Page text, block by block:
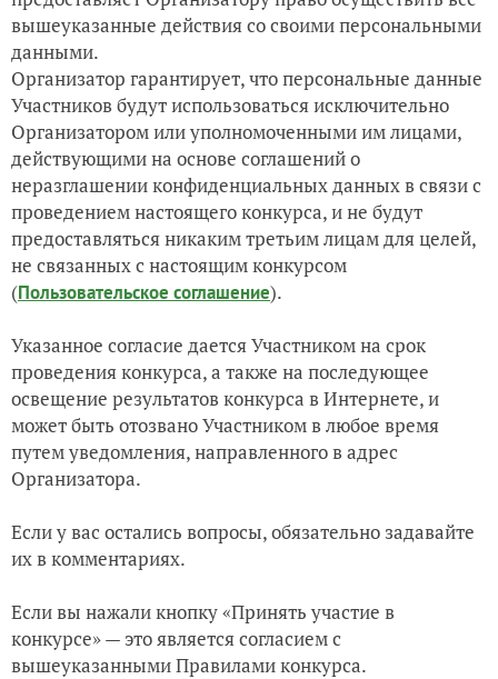
вышеуказанные действия со своими персональными
данными.
Организатор гарантирует, что персональные данные
Участников будут использоваться исключительно
Организатором или уполномоченными им лицами,
действующими на основе соглашений о
неразглашении конфиденциальных данных в связи с
проведением настоящего конкурса, и не будут
предоставляться никаким третьим лицам для целей,
не связанных с настоящим конкурсом
(Пользовательское соглашение).
Указанное согласие дается Участником на срок
проведения конкурса, а также на последующее
освещение результатов конкурса в Интернете, и
может быть отозвано Участником в любое время
путем уведомления, направленного в адрес
Организатора.
Если у вас остались вопросы, обязательно задавайте
их в комментариях.
Если вы нажали кнопку «Принять участие в
конкурсе» — это является согласием с
вышеуказанными Правилами конкурса.